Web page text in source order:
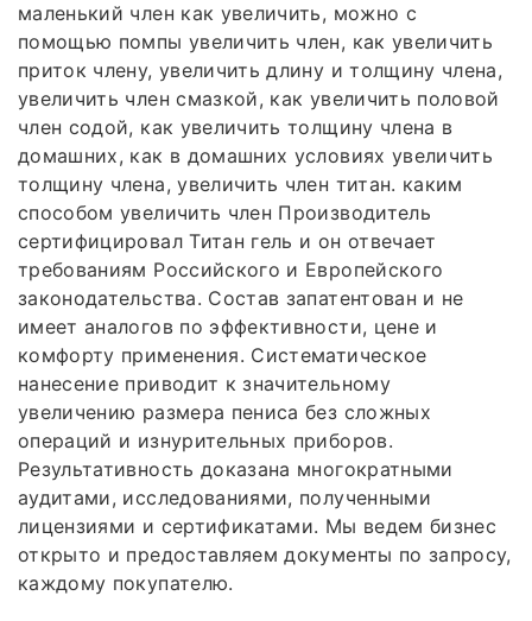
маленький член как увеличить, можно с
помощью помпы увеличить член, как увеличить
приток члену, увеличить длину и толщину члена,
увеличить член смазкой, как увеличить половой
член содой, как увеличить толщину члена в
домашних, как в домашних условиях увеличить
толщину члена, увеличить член титан. каким
способом увеличить член Производитель
сертифицировал Титан гель и он отвечает
требованиям Российского и Европейского
законодательства. Состав запатентован и не
имеет аналогов по эффективности, цене и
комфорту применения. Систематическое
нанесение приводит к значительному
увеличению размера пениса без сложных
операций и изнурительных приборов.
Результативность доказана многократными
аудитами, исследованиями, полученными
лицензиями и сертификатами. Мы ведем бизнес
открыто и предоставляем документы по запросу,
каждому покупателю.